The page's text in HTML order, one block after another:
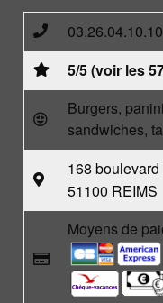
03.26.04.10.10
5/5 (voir les
Burgers,
sandwiches,
168
51100 REIMS
Moyens de